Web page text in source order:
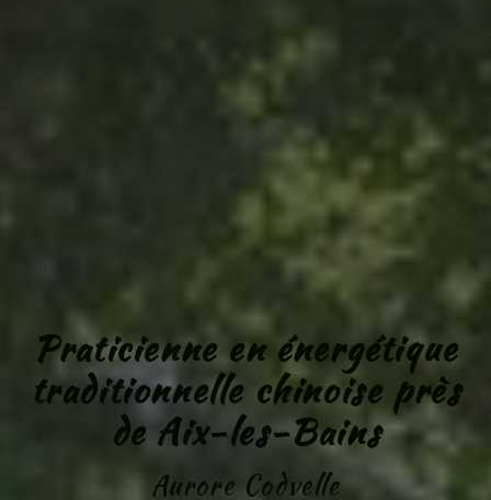
Praticienne en énergétique
traditionnelle chinoise près
de Aix-les-Bains
Aurore Codvelle